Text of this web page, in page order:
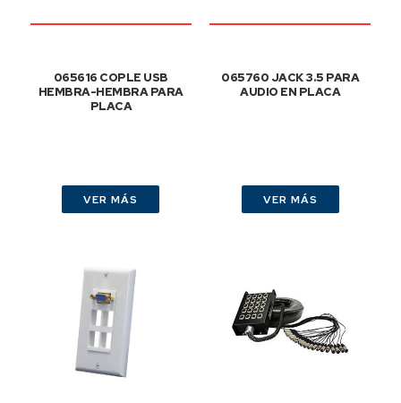
065616 COPLE USB
HEMBRA-HEMBRA PARA
PLACA
VER MÁS
065760 JACK 3.5 PARA
AUDIO EN PLACA
VER MÁS